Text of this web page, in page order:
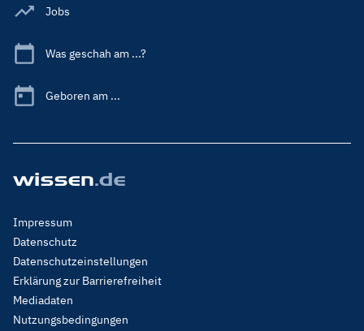
Jobs
Was geschah am ...?
Geboren am ...
Footer
Menu
Legal
Impressum
Datenschutz
Datenschutzeinstellungen
Erklärung zur Barrierefreiheit
Mediadaten
Nutzungsbedingungen